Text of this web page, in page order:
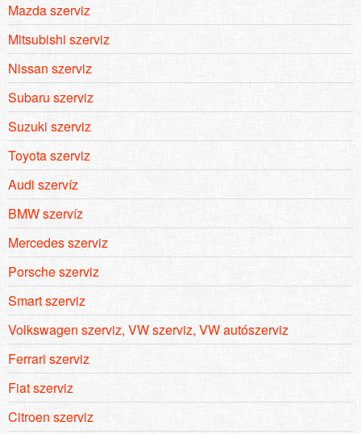
Mazda szerviz
Mitsubishi szerviz
Nissan szerviz
Subaru szerviz
Suzuki szerviz
Toyota szerviz
Audi szervíz
BMW szervíz
Mercedes szerviz
Porsche szerviz
Smart szerviz
Volkswagen szerviz, VW szerviz, VW autószerviz
Ferrari szerviz
Fiat szerviz
Citroen szerviz